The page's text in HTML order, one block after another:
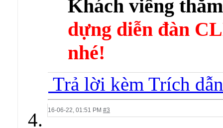
Khách viếng
dựng diễn đàn
nhé!
Trả lời kèm Trích dẫn
16-06-22, 01:51 PM #3